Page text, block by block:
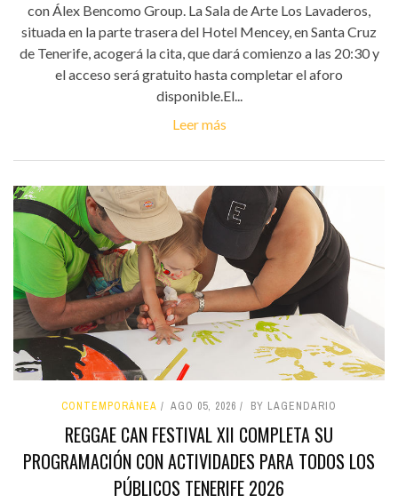
con Álex Bencomo Group. La Sala de Arte Los Lavaderos,
situada en la parte trasera del Hotel Mencey, en Santa Cruz
de Tenerife, acogerá la cita, que dará comienzo a las 20:30 y
el acceso será gratuito hasta completar el aforo
disponible.El...
Leer más
CONTEMPORÁNEA AGO 05, 2026 BY LAGENDARIO
REGGAE CAN FESTIVAL XII COMPLETA SU
PROGRAMACIÓN CON ACTIVIDADES PARA TODOS LOS
PÚBLICOS TENERIFE 2026